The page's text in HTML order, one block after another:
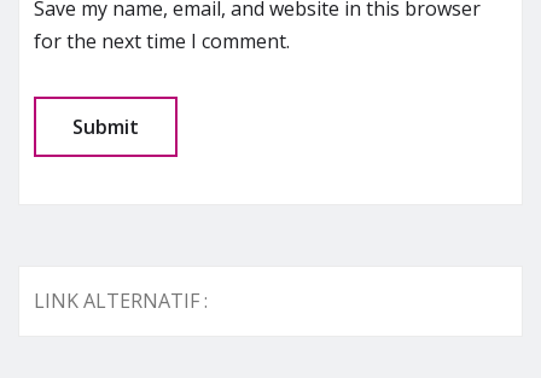
Save my name, email, and website in this browser
for the next time I comment.
LINK ALTERNATIF :